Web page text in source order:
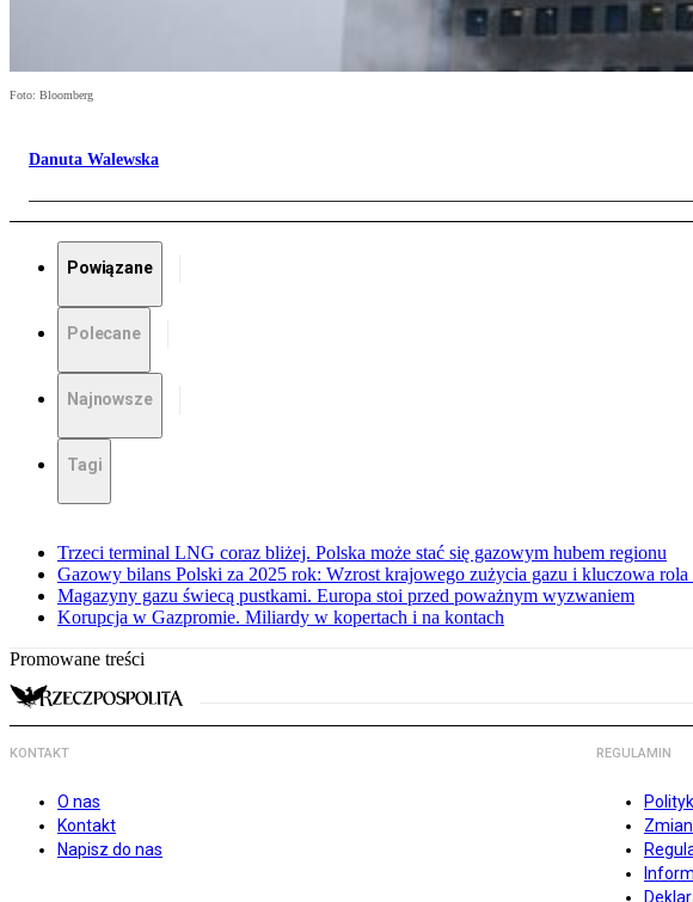
Foto: Bloomberg
Danuta Walewska
Powiązane
Polecane
Najnowsze
Tagi
Trzeci terminal LNG coraz bliżej. Polska może stać się gazowym hubem regionu
Gazowy bilans Polski za 2025 rok: Wzrost krajowego zużycia gazu i kluczowa
Magazyny gazu świecą pustkami. Europa stoi przed poważnym wyzwaniem
Korupcja w Gazpromie. Miliardy w kopertach i na kontach
Promowane treści
KONTAKT
O nas
Kontakt
Napisz do nas
REGULAMIN